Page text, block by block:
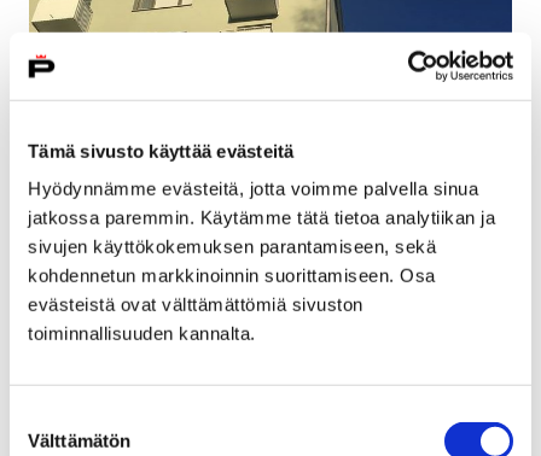
Tämä sivusto käyttää evästeitä
Hyödynnämme evästeitä, jotta voimme palvella sinua
jatkossa paremmin. Käytämme tätä tietoa analytiikan ja
sivujen käyttökokemuksen parantamiseen, sekä
kohdennetun markkinoinnin suorittamiseen. Osa
evästeistä ovat välttämättömiä sivuston
toiminnallisuuden kannalta.
valinta
Välttämätön
Kaupunki myy käytöstä poistuneita